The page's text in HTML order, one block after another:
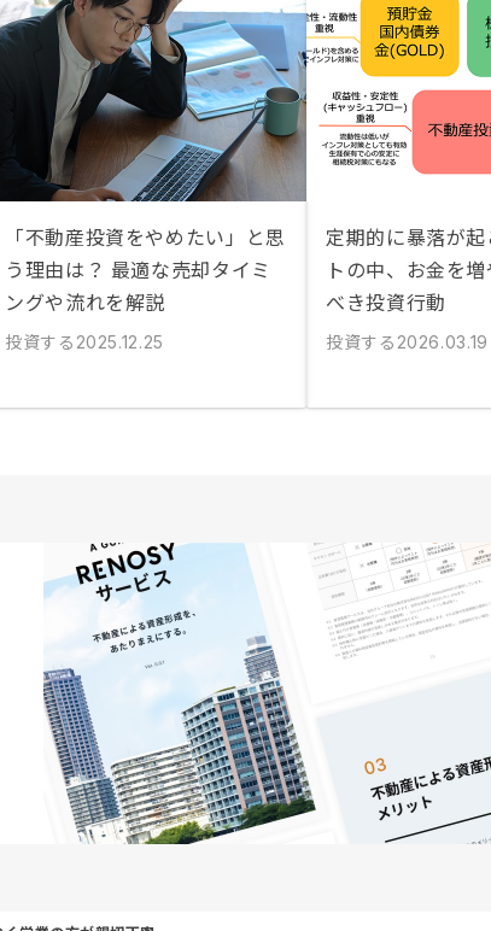
「不動産投資をやめたい」と思
う理由は？ 最適な売却タイミ
ングや流れを解説
投資する 2025.12.25
定期的に暴落が
トの中、お金を
べき投資行動
投資する 2026.03.19